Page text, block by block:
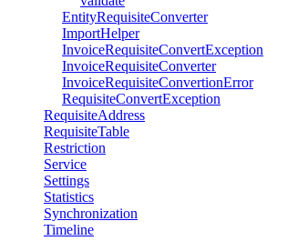
EntityRequisiteConverter
ImportHelper
InvoiceRequisiteConvertException
InvoiceRequisiteConverter
InvoiceRequisiteConvertionError
RequisiteConvertException
RequisiteAddress
RequisiteTable
Restriction
Service
Settings
Statistics
Synchronization
Timeline